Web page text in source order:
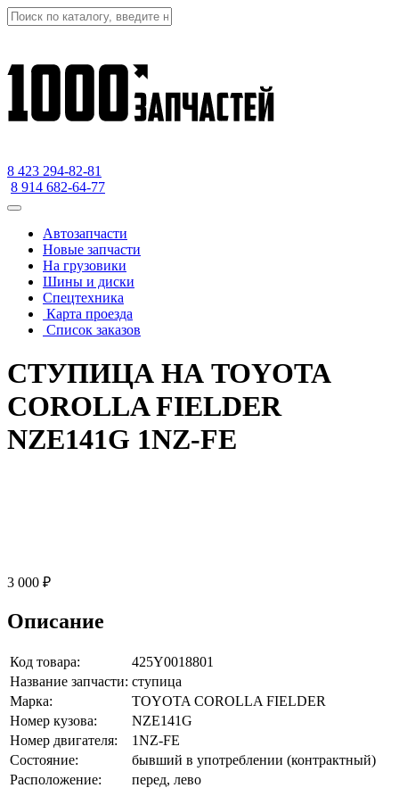
8 423 294-82-81
8 914 682-64-77
Автозапчасти
Новые запчасти
На грузовики
Шины и диски
Спецтехника
Карта проезда
Список заказов
СТУПИЦА НА TOYOTA
COROLLA FIELDER
NZE141G 1NZ-FE
3 000 ₽
Описание
Код товара:
425Y0018801
Название запчасти: ступица
Марка:
TOYOTA COROLLA FIELDER
Номер кузова:
NZE141G
Номер двигателя:
1NZ-FE
Состояние:
бывший в употреблении (контрактный)
Расположение:
перед, лево